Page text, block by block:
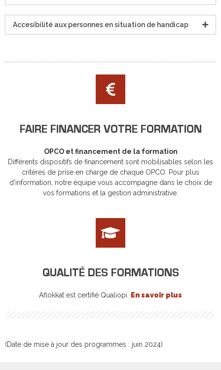
Accesibilité aux personnes en situation de handicap
FAIRE FINANCER VOTRE FORMATION
OPCO et financement de la formation
Différents dispositifs de financement sont mobilisables selon les
critères de prise en charge de chaque OPCO. Pour plus
d’information, notre équipe vous accompagne dans le choix de
vos formations et la gestion administrative.
QUALITÉ DES FORMATIONS
Aflokkat est certifié Qualiopi. En savoir plus
(Date de mise à jour des programmes : juin 2024)